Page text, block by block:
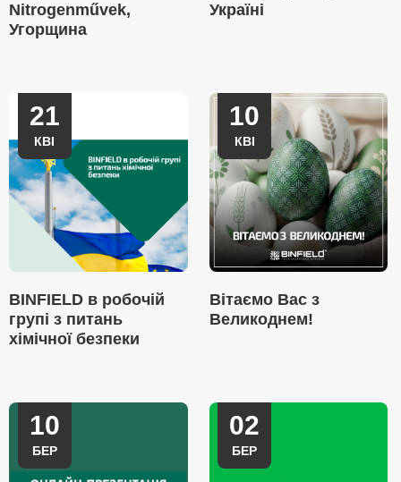
Nitrogenművek,
Угорщина
Україні
21
КВІ
BINFIELD в робочій
групі з питань
хімічної безпеки
10
КВІ
Вітаємо Вас з
Великоднем!
10
БЕР
02
БЕР